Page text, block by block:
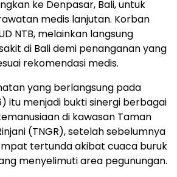
ke Denpasar, Bali, untuk
medis lanjutan. Korban
NTB, melainkan langsung
di Bali demi penanganan yang
rekomendasi medis.
yang berlangsung pada
itu menjadi bukti sinergi berbagai
di kawasan Taman
(TNGR), setelah sebelumnya
tertunda akibat cuaca buruk
menyelimuti area pegunungan.